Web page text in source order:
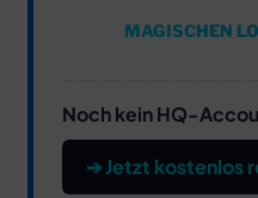
MAGISCHEN
Noch kein HQ-
➔ Jetzt kostenlos